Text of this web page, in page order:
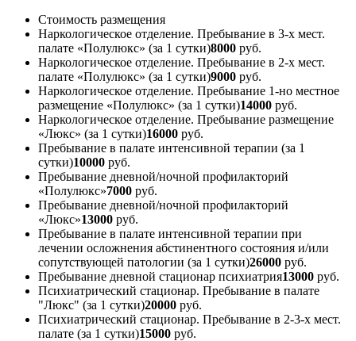
Стоимость размещения
Наркологическое отделение. Пребывание в 3-х мест.
палате «Полулюкс» (за 1 сутки)8000 руб.
Наркологическое отделение. Пребывание в 2-х мест.
палате «Полулюкс» (за 1 сутки)9000 руб.
Наркологическое отделение. Пребывание 1-но местное
размещение «Полулюкс» (за 1 сутки)14000 руб.
Наркологическое отделение. Пребывание размещение
«Люкс» (за 1 сутки)16000 руб.
Пребывание в палате интенсивной терапии (за 1
сутки)10000 руб.
Пребывание дневной/ночной профилакторий
«Полулюкс»7000 руб.
Пребывание дневной/ночной профилакторий
«Люкс»13000 руб.
Пребывание в палате интенсивной терапии при
лечении осложнения абстинентного состояния и/или
сопутствующей патологии (за 1 сутки)26000 руб.
Пребывание дневной стационар психиатрия13000 руб.
Психиатрический стационар. Пребывание в палате
"Люкс" (за 1 сутки)20000 руб.
Психиатрический стационар. Пребывание в 2-3-х мест.
палате (за 1 сутки)15000 руб.